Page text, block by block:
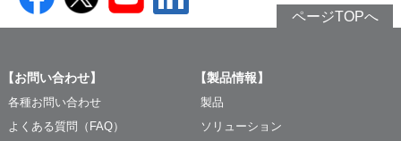
ページTOPへ
【お問い合わせ】
各種お問い合わせ
よくある質問（FAQ）
【製品情報】
製品
ソリューション